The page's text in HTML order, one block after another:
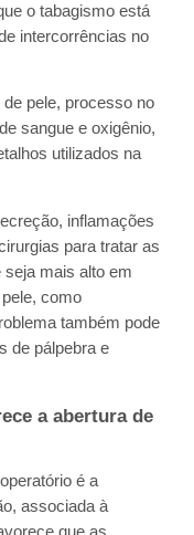
o tabagismo está
intercorrências no
pele, processo no
sangue e oxigênio,
utilizados na
inflamações
para tratar as
mais alto em
como
também pode
de pálpebra e
a abertura de
é a
associada à
que as